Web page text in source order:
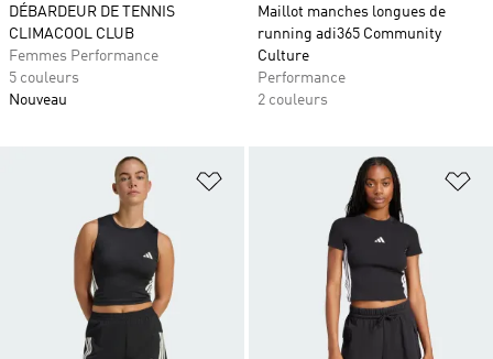
DÉBARDEUR DE TENNIS
CLIMACOOL CLUB
Femmes Performance
5 couleurs
Nouveau
Maillot manches longues de
running adi365 Community
Culture
Performance
2 couleurs
Ajouter à la Liste de produits